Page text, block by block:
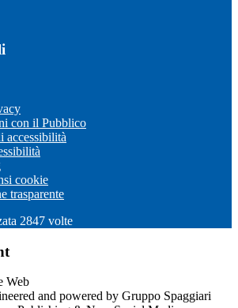
con il Pubblico
accessibilità
cookie
trasparente
2847 volte
and powered by Gruppo Spaggiari